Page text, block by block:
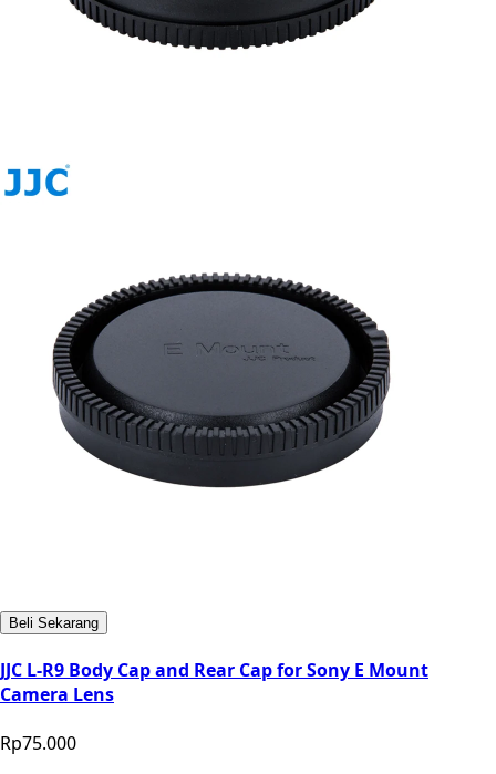
Beli Sekarang
JJC L-R9 Body Cap and Rear Cap for Sony E Mount
Camera Lens
Rp75.000